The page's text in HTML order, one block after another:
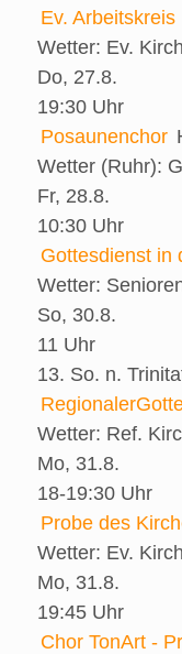
Ev. Arbeitskreis
Wetter: Ev.
Do, 27.8.
19:30 Uhr
Posaunenchor
Wetter (Ruhr):
Fr, 28.8.
10:30 Uhr
Gottesdienst in
Wetter:
So, 30.8.
11 Uhr
13. So. n.
Wetter: Ref.
Mo, 31.8.
18-19:30 Uhr
Probe des
Wetter: Ev.
Mo, 31.8.
19:45 Uhr
Chor TonArt -